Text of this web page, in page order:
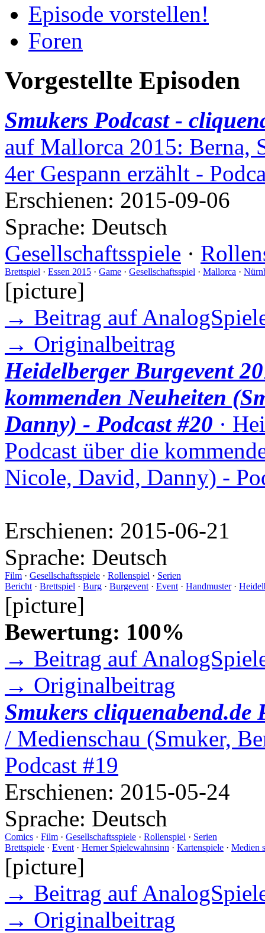
Episode vorstellen!
Foren
Vorgestellte Episoden
Smukers Podcast -
auf Mallorca 2015: Berna,
4er Gespann erzählt -
Erschienen: 2015-09-06
Sprache: Deutsch
Gesellschaftsspiele ·
Brettspiel · Essen 2015 · Game · Gesellschaftsspiel · Mallorca ·
[picture]
→ Beitrag auf
→ Originalbeitrag
Heidelberger Burgevent
kommenden Neuheiten
Danny) - Podcast #20 ·
Podcast über die
Nicole, David, Danny) -
Erschienen: 2015-06-21
Sprache: Deutsch
Film · Gesellschaftsspiele · Rollenspiel · Serien
Bericht · Brettspiel · Burg · Burgevent · Event · Handmuster·
[picture]
Bewertung: 100%
→ Beitrag auf
→ Originalbeitrag
Smukers cliquenabend.de
/ Medienschau (Smuker,
Podcast #19
Erschienen: 2015-05-24
Sprache: Deutsch
Comics · Film · Gesellschaftsspiele · Rollenspiel · Serien
Brettspiele · Event · Herner Spielewahnsinn · Kartenspiele · Medien
[picture]
→ Beitrag auf
→ Originalbeitrag